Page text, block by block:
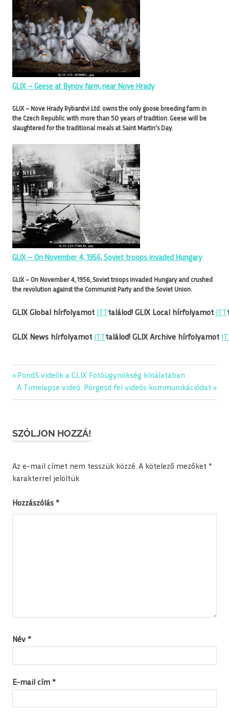
GLIX – Geese at Bynov farm, near Nove Hrady
GLIX – Nove Hrady Rybarstvi Ltd. owns the only goose breeding farm in
the Czech Republic with more than 50 years of tradition. Geese will be
slaughtered for the traditional meals at Saint Martin’s Day.
GLIX – On November 4, 1956, Soviet troops invaded Hungary
GLIX – On November 4, 1956, Soviet troops invaded Hungary and crushed
the revolution against the Communist Party and the Soviet Union.
GLIX Global hírfolyamot találod! GLIX Local hírfolyamot
GLIX News hírfolyamot találod! GLIX Archive hírfolyamot
Bejegyzés
navigáció
Previous
Post:
Pond5 videók a GLIX Fotóügynökség kínálatában
Next
Post:
A Timelapse videó: Pörgesd fel videós kommunikációdat
SZÓLJON HOZZÁ!
Az e-mail címet nem tesszük közzé. A kötelező mezőket *
karakterrel jelöltük
Hozzászólás *
Név *
E-mail cím *